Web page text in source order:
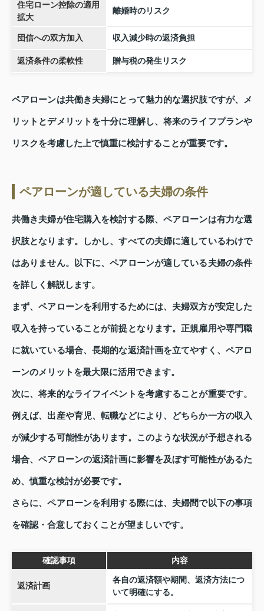
住宅ローン控除の適用
拡大
離婚時のリスク
団信への双方加入 収入減少時の返済負担
返済条件の柔軟性 贈与税の発生リスク
ペアローンは共働き夫婦にとって魅力的な選択肢ですが、メ
リットとデメリットを十分に理解し、将来のライフプランや
リスクを考慮した上で慎重に検討することが重要です。
ペアローンが適している夫婦の条件
共働き夫婦が住宅購入を検討する際、ペアローンは有力な選
択肢となります。しかし、すべての夫婦に適しているわけで
はありません。以下に、ペアローンが適している夫婦の条件
を詳しく解説します。
まず、ペアローンを利用するためには、夫婦双方が安定した
収入を持っていることが前提となります。正規雇用や専門職
に就いている場合、長期的な返済計画を立てやすく、ペアロ
ーンのメリットを最大限に活用できます。
次に、将来的なライフイベントを考慮することが重要です。
例えば、出産や育児、転職などにより、どちらか一方の収入
が減少する可能性があります。このような状況が予想される
場合、ペアローンの返済計画に影響を及ぼす可能性があるた
め、慎重な検討が必要です。
さらに、ペアローンを利用する際には、夫婦間で以下の事項
を確認・合意しておくことが望ましいです。
確認事項 内容
返済計画
各自の返済額や期間、返済方法につ
いて明確にする。